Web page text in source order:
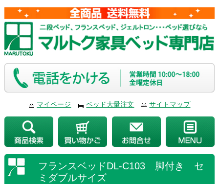
マイページ ベッド大量注文 サイトマップ
フランスベッドDL-C103 脚付き セ
ミダブルサイズ